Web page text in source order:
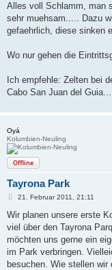
Alles voll Schlamm, man
sehr muehsam..... Dazu
gefaehrlich, diese sinken
Wo nur gehen die
Ich empfehle: Zelten bei
Cabo San Juan del
Oyá
Kolumbien-Neuling
Offline
Tayrona Park
B
i
r
a
21. Februar 2011, 21:11
Wir planen unsere erste
viel über den Tayrona
möchten uns gerne ein
im Park verbringen.
besuchen. Wie stellen